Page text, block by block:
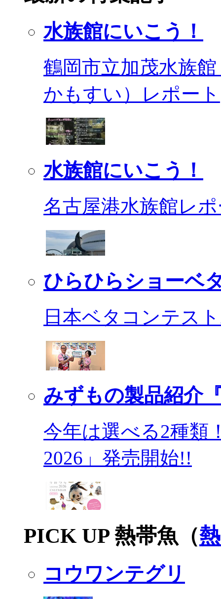
水族館にいこう！
鶴岡市立加茂水族
かもすい）レポート
水族館にいこう！
名古屋港水族館レ
ひらひらショーベ
日本ベタコンテス
みずもの製品紹介
今年は選べる2種類
2026」発売開始!!
PICK UP 熱帯魚（
コウワンテグリ